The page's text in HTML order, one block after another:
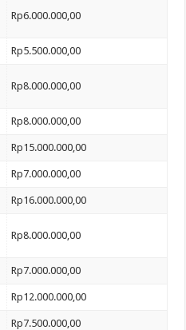
Rp6.000.000,00
Rp5.500.000,00
Rp8.000.000,00
Rp8.000.000,00
Rp15.000.000,00
Rp7.000.000,00
Rp16.000.000,00
Rp8.000.000,00
Rp7.000.000,00
Rp12.000.000,00
Rp7.500.000,00